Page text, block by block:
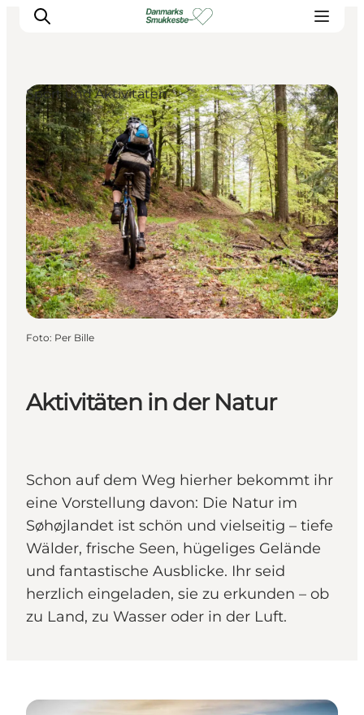
Erleben Sie die Natur
Entdecken Sie die Städte
Reiseplanung
Aktivitäten in der Natur
Schon auf dem Weg hierher bekommt ihr
eine Vorstellung davon: Die Natur im
Søhøjlandet ist schön und vielseitig – tiefe
Wälder, frische Seen, hügeliges Gelände
und fantastische Ausblicke. Ihr seid
herzlich eingeladen, sie zu erkunden – ob
zu Land, zu Wasser oder in der Luft.
Sport und Aktivitäten
Foto: Per Bille